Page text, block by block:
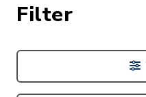
Filter